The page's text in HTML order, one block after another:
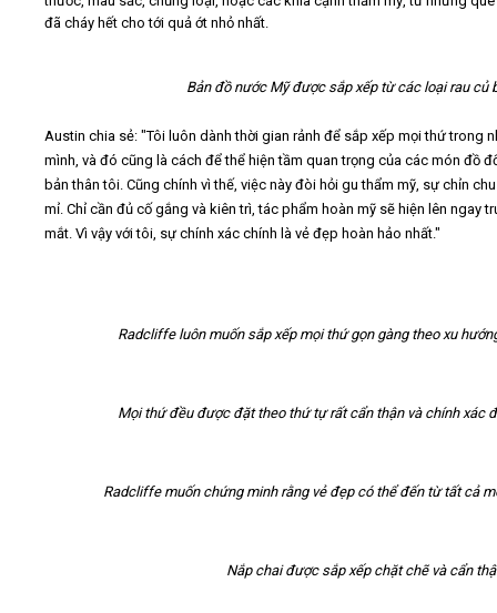
Tìm kiếm
đã cháy hết cho tới quả ớt nhỏ nhất.
Bản đồ nước Mỹ được sắp xếp từ các loại rau củ
Austin chia sẻ: "Tôi luôn dành thời gian rảnh để sắp xếp mọi thứ trong
mình, và đó cũng là cách để thể hiện tầm quan trọng của các món đồ
bản thân tôi. Cũng chính vì thế, việc này đòi hỏi gu thẩm mỹ, sự chỉn
mỉ. Chỉ cần đủ cố gắng và kiên trì, tác phẩm hoàn mỹ sẽ hiện lên ngay
mắt. Vì vậy với tôi, sự chính xác chính là vẻ đẹp hoàn hảo nhất."
Radcliffe luôn muốn sắp xếp mọi thứ gọn gàng theo xu
Mọi thứ đều được đặt theo thứ tự rất cẩn thận và chính xác
Radcliffe muốn chứng minh rằng vẻ đẹp có thể đến từ tất cả
Nắp chai được sắp xếp chặt chẽ và cẩn